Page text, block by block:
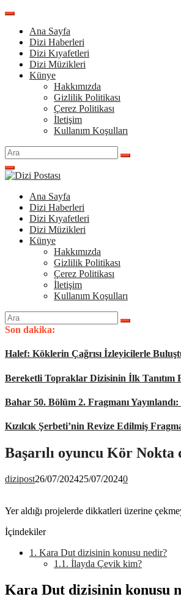
İçeriğe
Ana Sayfa
Dizi Haberleri
Dizi Kıyafetleri
Dizi Müzikleri
Künye
Hakkımızda
Gizlilik Politikası
Çerez Politikası
İletişim
Kullanım Koşulları
Arama
yap:
Ana Sayfa
Dizi Haberleri
Dizi Kıyafetleri
Dizi Müzikleri
Künye
Hakkımızda
Gizlilik Politikası
Çerez Politikası
İletişim
Kullanım Koşulları
Arama
yap:
Son dakika:
Halef: Köklerin Çağrısı İzleyicilerle
Bereketli Topraklar Dizisinin İlk Tanıtım
Bahar 50. Bölüm 2. Fragmanı
Kızılcık Şerbeti’nin Revize Edilmiş
Başarılı oyuncu Kör
dizipost26/07/202425/07/20240
Yer aldığı projelerde dikkatleri üzerine
İçindekiler
1. Kara Dut dizisinin konusu nedir?
1.1. İlayda Çevik kim?
Kara Dut dizisinin konusu